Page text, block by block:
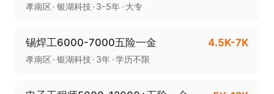
孝南区 银湖科技 3-5年 大专
锡焊工6000-7000五险一金 4.5K-7K
孝南区 银湖科技 3年 学历不限